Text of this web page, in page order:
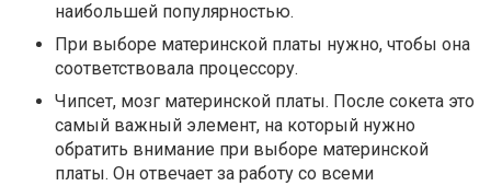
наибольшей популярностью.
При выборе материнской платы нужно, чтобы она
соответствовала процессору.
Чипсет, мозг материнской платы. После сокета это
самый важный элемент, на который нужно
обратить внимание при выборе материнской
платы. Он отвечает за работу со всеми